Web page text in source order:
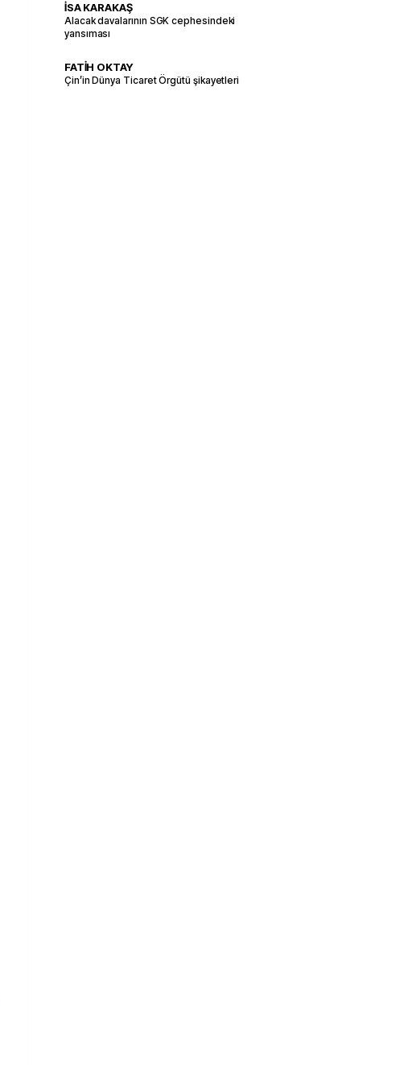
İSA KARAKAŞ
Alacak davalarının SGK cephesindeki
yansıması
FATİH OKTAY
Çin’in Dünya Ticaret Örgütü şikayetleri